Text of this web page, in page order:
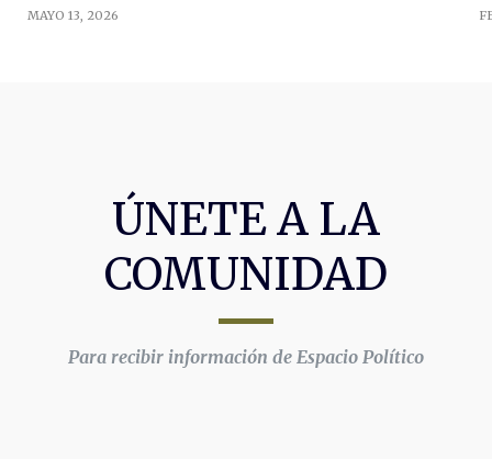
MAYO 13, 2026
ÚNETE A LA
COMUNIDAD
Para recibir información de Espacio Político